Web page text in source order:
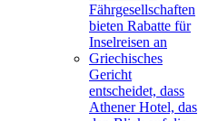
Fährgesellschaften
bieten Rabatte für
Inselreisen an
Griechisches
Gericht
entscheidet, dass
Athener Hotel, das